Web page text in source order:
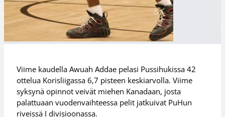
Viime kaudella Awuah Addae pelasi Pussihukissa 42
ottelua Korisliigassa 6,7 pisteen keskiarvolla. Viime
syksynä opinnot veivät miehen Kanadaan, josta
palattuaan vuodenvaihteessa pelit jatkuivat PuHun
riveissä I divisioonassa.